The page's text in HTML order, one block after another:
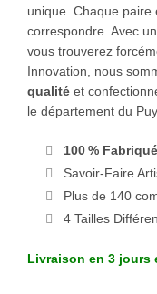
unique. Chaque paire
correspondre. Avec
vous trouverez
Innovation, nous
qualité et
le département du
100 %
Savoir-Faire
Plus de 140
4 Tailles
Livraison en 3 jours